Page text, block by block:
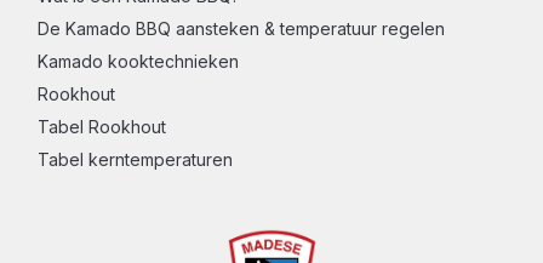
De Kamado BBQ aansteken & temperatuur regelen
Kamado kooktechnieken
Rookhout
Tabel Rookhout
Tabel kerntemperaturen